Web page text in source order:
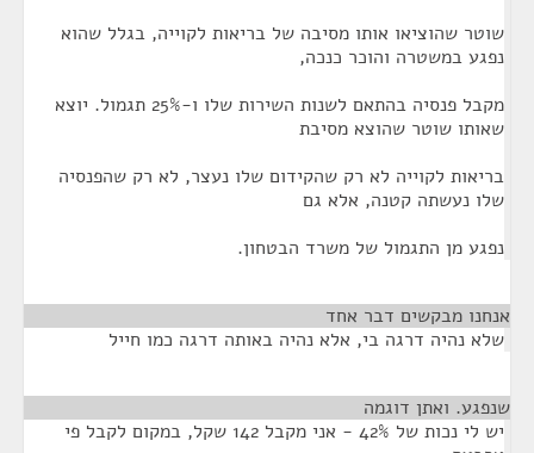
שוטר שהוציאו אותו מסיבה של בריאות לקוייה, בגלל שהוא
נפגע במשטרה והוכר כנכה,
מקבל פנסיה בהתאם לשנות השירות שלו ו-25% תגמול. יוצא
שאותו שוטר שהוצא מסיבת
בריאות לקוייה לא רק שהקידום שלו נעצר, לא רק שהפנסיה
שלו נעשתה קטנה, אלא גם
נפגע מן התגמול של משרד הבטחון.
אנחנו מבקשים דבר אחד
שלא נהיה דרגה בי, אלא נהיה באותה דרגה כמו חייל
שנפגע. ואתן דוגמה
יש לי נכות של 42% - אני מקבל 142 שקל, במקום לקבל פי